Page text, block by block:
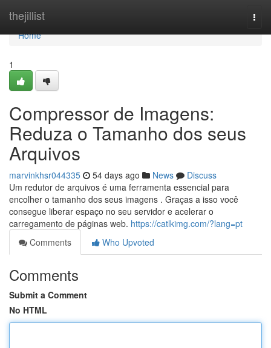
thejillist
Home
Home
1
Compressor de Imagens:
Reduza o Tamanho dos seus
Arquivos
marvinkhsr044335 54 days ago News
Discuss
Um redutor de arquivos é uma ferramenta essencial para
encolher o tamanho dos seus imagens . Graças a isso você
consegue liberar espaço no seu servidor e acelerar o
carregamento de páginas web. https://catlkimg.com/?lang=pt
Comments
Who Upvoted
Comments
Submit a Comment
No HTML